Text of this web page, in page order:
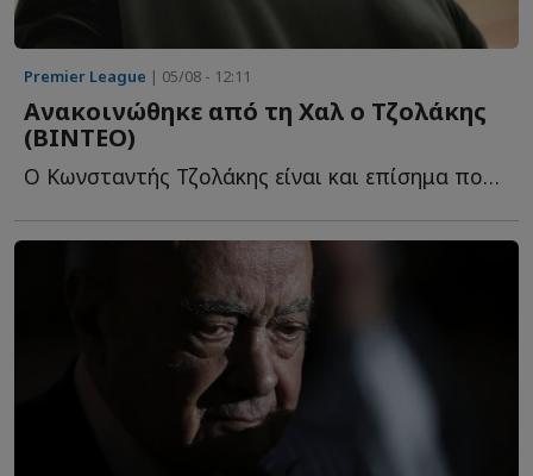
Premier League | 05/08 - 12:11
Ανακοινώθηκε από τη Χαλ ο Τζολάκης
(ΒΙΝΤΕΟ)
Ο Κωνσταντής Τζολάκης είναι και επίσημα ποδοσφαιριστής τ...